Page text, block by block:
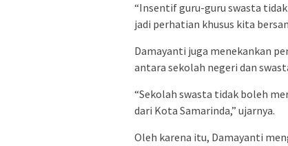
“Insentif guru-guru swasta
jadi perhatian khusus kita
Damayanti juga menekankan
antara sekolah negeri dan
“Sekolah swasta tidak boleh
dari Kota Samarinda,” ujarnya.
Oleh karena itu, Damayanti